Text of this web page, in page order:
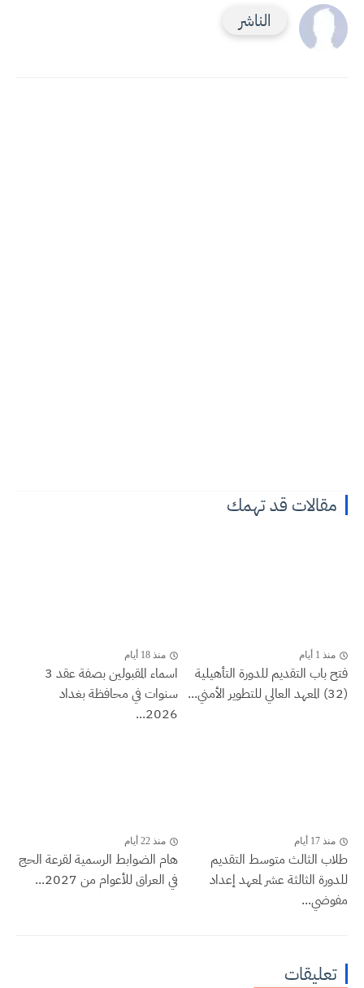
الناشر
مقالات قد تهمك
منذ 1 أيام
فتح باب التقديم للدورة التأهيلية
(32) المعهد العالي للتطوير الأمني...
منذ 18 أيام
اسماء المقبولين بصفة عقد 3
سنوات في محافظة بغداد
2026...
منذ 17 أيام
طلاب الثالث متوسط التقديم
للدورة الثالثة عشر لمعهد إعداد
مفوضي...
منذ 22 أيام
هام الضوابط الرسمية لقرعة الحج
في العراق للأعوام من 2027...
تعليقات